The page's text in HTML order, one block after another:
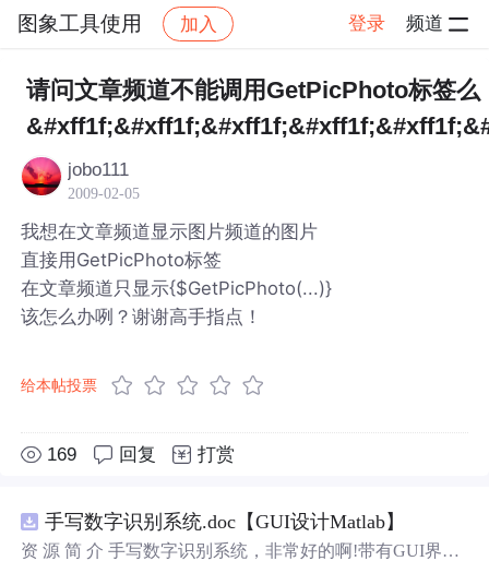
图象工具使用 加入 登录 频道
社区 图象工具使用 帖子详情
请问文章频道不能调用GetPicPhoto标签么
jobo111
2009-02-05
我想在文章频道显示图片频道的图片
直接用GetPicPhoto标签
在文章频道只显示{$GetPicPhoto(...)}
该怎么办咧？谢谢高手指点！
给本帖投票
169 回复 打赏
手写数字识别系统.doc【GUI设计Matlab】
资 源 简 介 手写数字识别系统，非常好的啊!带有GUI界